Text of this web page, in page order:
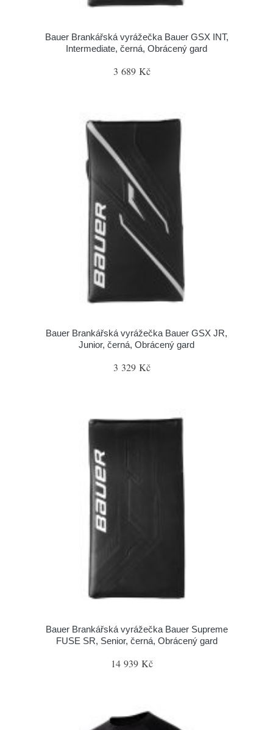
Bauer Brankářská vyrážečka Bauer GSX INT,
Intermediate, černá, Obrácený gard
3 689 Kč
Bauer Brankářská vyrážečka Bauer GSX JR,
Junior, černá, Obrácený gard
3 329 Kč
Bauer Brankářská vyrážečka Bauer Supreme
FUSE SR, Senior, černá, Obrácený gard
14 939 Kč